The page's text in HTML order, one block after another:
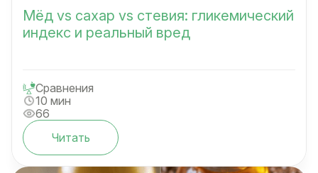
Мёд vs сахар vs стевия: гликемический
индекс и реальный вред
Сравнения
10 мин
66
Читать